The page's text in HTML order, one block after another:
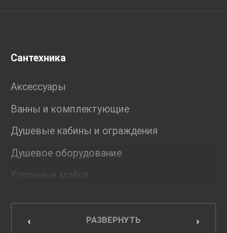
Сантехника
Аксессуары
Ванны и комплектующие
Душевые кабины и ограждения
Душевое оборудование
Кухонные мойки
Мебель для кухниРАЗВЕРНУТЬ